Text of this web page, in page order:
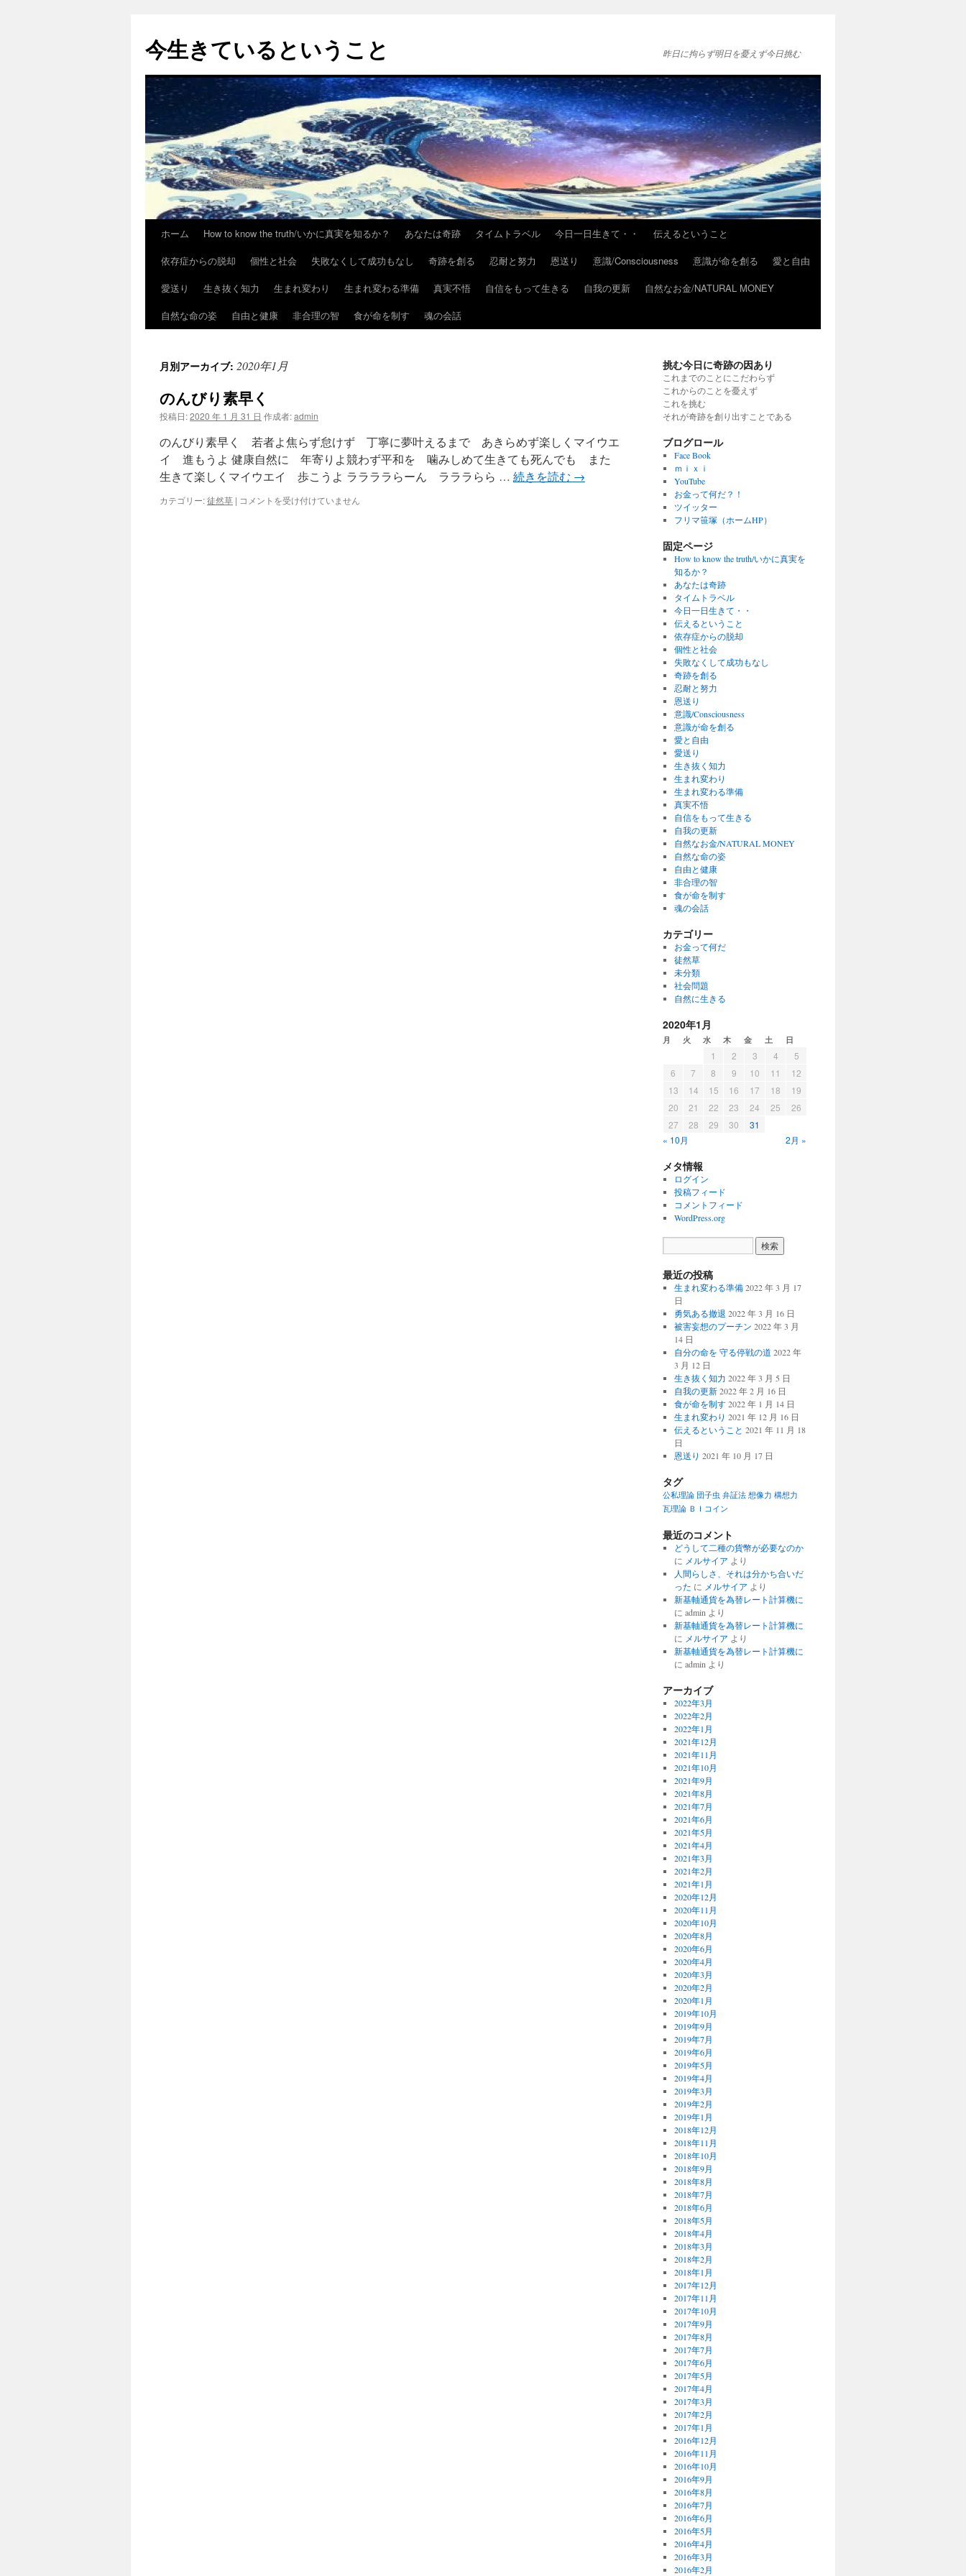
今生きているということ 昨日に拘らず明日を憂えず今日挑む
へ
プ
ホーム How to know the truth/いかに真実を知るか？ あなたは奇跡 タイムトラベル 今日一日生きて・・
伝えるということ
依存症からの脱却
個性と社会 失敗なくして成功もなし 奇跡を創る 忍耐と努力 恩送り 意識/Consciousness 意識が命を創る
愛と自由
愛送り
生き抜く知力 生まれ変わり 生まれ変わる準備 真実不悟 自信をもって生きる 自我の更新
自然なお金/NATURAL MONEY
自然な命の姿
自由と健康 非合理の智 食が命を制す 魂の会話
月別アーカイブ: 2020年1月
のんびり素早く
投稿日:2020 年 1 月 31 日 作成者:admin
のんびり素早く 若者よ焦らず怠けず 丁寧に夢叶えるまで あきらめず楽しくマイウエ
イ 進もうよ 健康自然に 年寄りよ競わず平和を 噛みしめて生きても死んでも また
生きて楽しくマイウエイ 歩こうよ ララララらーん ラララらら … 続きを読む →
カテゴリー:徒然草 | の
コメントを受け付けていません
挑む今日に奇跡の因あり
これまでのことにこだわらず
これからのことを憂えず
これを挑む
それが奇跡を創り出すことである
ブログロール
Face Book
ｍｉｘｉ
YouTube
お金って何だ？！
ツイッター
フリマ笹塚（ホームHP）
固定ページ
How to know the truth/いかに真実を
知るか？
あなたは奇跡
タイムトラベル
今日一日生きて・・
伝えるということ
依存症からの脱却
個性と社会
失敗なくして成功もなし
奇跡を創る
忍耐と努力
恩送り
意識/Consciousness
意識が命を創る
愛と自由
愛送り
生き抜く知力
生まれ変わり
生まれ変わる準備
真実不悟
自信をもって生きる
自我の更新
自然なお金/NATURAL MONEY
自然な命の姿
自由と健康
非合理の智
食が命を制す
魂の会話
カテゴリー
お金って何だ
徒然草
未分類
社会問題
自然に生きる
2020年1月
月 火 水 木 金 土 日
1 2 3 4
5
6
7 8 9 10 11
12
13
14 15 16 17 18
19
20
21 22 23 24 25
26
27
28 29 30
31
« 10月
2月 »
メタ情報
ログイン
投稿フィード
コメントフィード
WordPress.org
最近の投稿
生まれ変わる準備 2022 年 3 月 17
日
勇気ある撤退 2022 年 3 月 16 日
被害妄想のプーチン 2022 年 3 月
14 日
自分の命を 守る停戦の道 2022 年
3 月 12 日
生き抜く知力 2022 年 3 月 5 日
自我の更新 2022 年 2 月 16 日
食が命を制す 2022 年 1 月 14 日
生まれ変わり 2021 年 12 月 16 日
伝えるということ 2021 年 11 月 18
日
恩送り 2021 年 10 月 17 日
タグ
公私理論 団子虫 弁証法 想像力 構想力
瓦理論 ＢＩコイン
最近のコメント
どうして二種の貨幣が必要なのか
に メルサイア より
人間らしさ、それは分かち合いだ
った に メルサイア より
新基軸通貨を為替レート計算機に
に admin より
新基軸通貨を為替レート計算機に
に メルサイア より
新基軸通貨を為替レート計算機に
に admin より
アーカイブ
2022年3月
2022年2月
2022年1月
2021年12月
2021年11月
2021年10月
2021年9月
2021年8月
2021年7月
2021年6月
2021年5月
2021年4月
2021年3月
2021年2月
2021年1月
2020年12月
2020年11月
2020年10月
2020年8月
2020年6月
2020年4月
2020年3月
2020年2月
2020年1月
2019年10月
2019年9月
2019年7月
2019年6月
2019年5月
2019年4月
2019年3月
2019年2月
2019年1月
2018年12月
2018年11月
2018年10月
2018年9月
2018年8月
2018年7月
2018年6月
2018年5月
2018年4月
2018年3月
2018年2月
2018年1月
2017年12月
2017年11月
2017年10月
2017年9月
2017年8月
2017年7月
2017年6月
2017年5月
2017年4月
2017年3月
2017年2月
2017年1月
2016年12月
2016年11月
2016年10月
2016年9月
2016年8月
2016年7月
2016年6月
2016年5月
2016年4月
2016年3月
2016年2月